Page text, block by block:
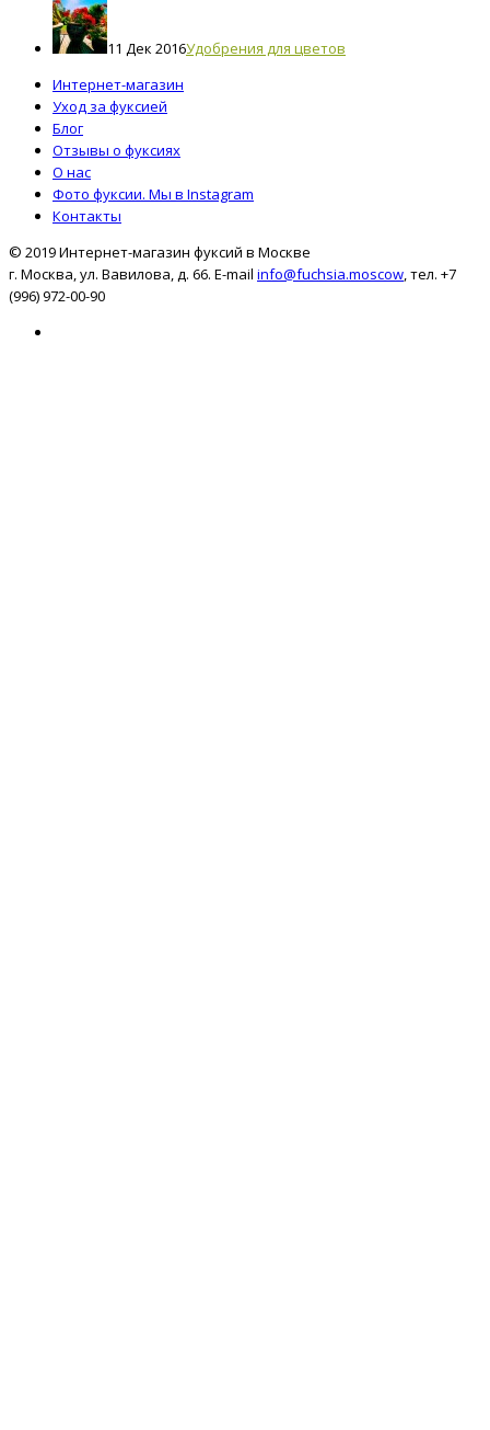
11 Дек 2016Удобрения для цветов
Интернет-магазин
Уход за фуксией
Блог
Отзывы о фуксиях
О нас
Фото фуксии. Мы в Instagram
Контакты
© 2019 Интернет-магазин фуксий в Москве
г. Москва, ул. Вавилова, д. 66. E-mail info@fuchsia.moscow, тел. +7
(996) 972-00-90